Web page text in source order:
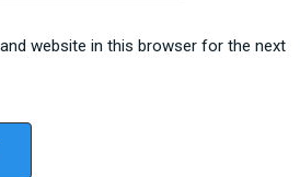
website in this browser for the next